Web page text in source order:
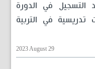
التسجيل في الدورة
تدريسية في التربية
2023 August 29